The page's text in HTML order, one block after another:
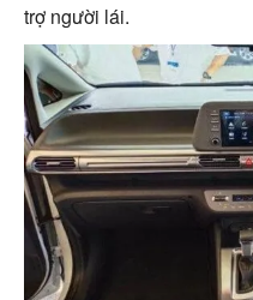
trợ người lái.